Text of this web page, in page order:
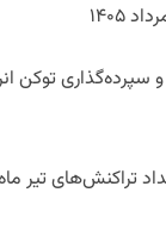
توکن